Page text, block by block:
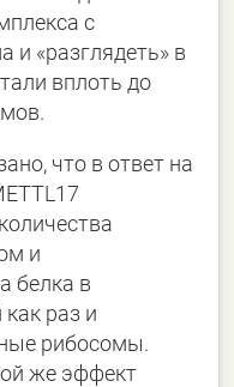
с
и «разглядеть» в
вплоть до
что в ответ на
и
белка в
раз и
рибосомы.
же эффект